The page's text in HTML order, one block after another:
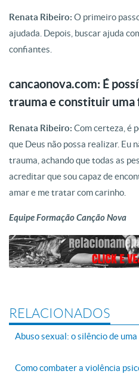
Renata Ribeiro: O primeiro
ajudada. Depois, buscar ajuda
confiantes.
cancaonova.com: É
trauma e constituir uma
Renata Ribeiro: Com certeza, é
que Deus não possa realizar. Eu
trauma, achando que todas as
acreditar que sou capaz de
amar e me tratar com carinho.
Equipe Formação Canção Nova
RELACIONADOS
Abuso sexual: o silêncio de
Como combater a violência